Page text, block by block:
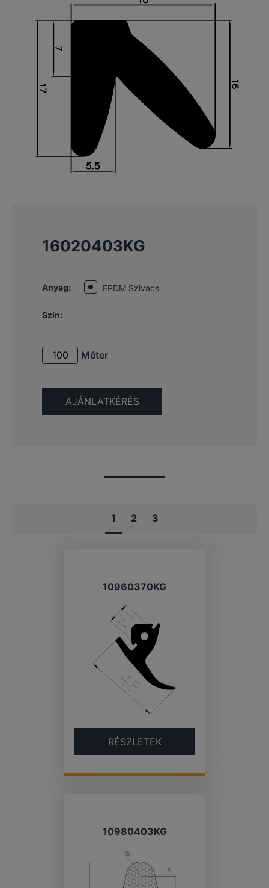
16020403KG
Anyag: EPDM Szivacs
Szín:
Méter
1 2 3
10960370KG
RÉSZLETEK
10980403KG